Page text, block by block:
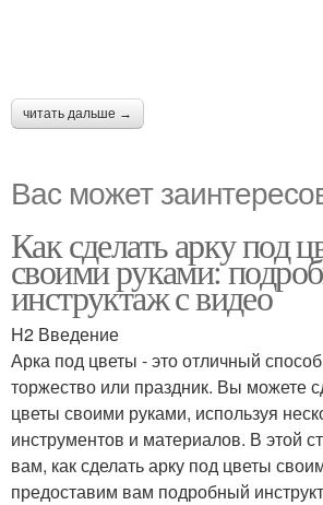
читать дальше →
Вас может
Как сделать арку под
своими руками:
инструктаж с видео
H2 Введение
Арка под цветы - это отличный
торжество или праздник. Вы можете
цветы своими руками, используя
инструментов и материалов. В этой
вам, как сделать арку под цветы
предоставим вам подробный